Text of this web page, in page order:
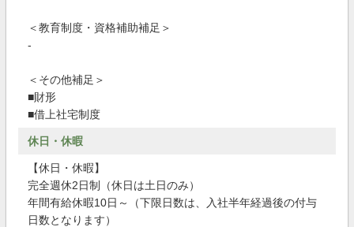
＜教育制度・資格補助補足＞
-
＜その他補足＞
■財形
■借上社宅制度
休日・休暇
【休日・休暇】
完全週休2日制（休日は土日のみ）
年間有給休暇10日～（下限日数は、入社半年経過後の付与
日数となります）